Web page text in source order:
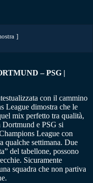
– PSG |
con il cammino
League dimostra che le
mix perfetto tra qualità,
Dortmund e PSG si
League con
qualche settimana. Due
del tabellone, possono
Sicuramente
squadra che non partiva